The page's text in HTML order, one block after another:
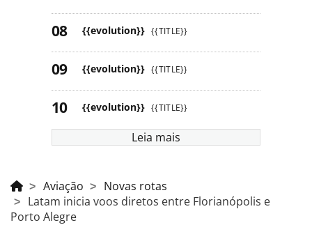
{{evolution}} {{TITLE}}
{{evolution}} {{TITLE}}
{{evolution}} {{TITLE}}
Leia mais
Aviação
Novas rotas
Latam inicia voos diretos entre Florianópolis e
Porto Alegre